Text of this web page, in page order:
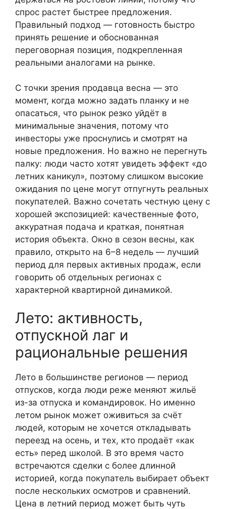
спрос растет быстрее предложения.
Правильный подход — готовность быстро
принять решение и обоснованная
переговорная позиция, подкрепленная
реальными аналогами на рынке.
С точки зрения продавца весна — это
момент, когда можно задать планку и не
опасаться, что рынок резко уйдёт в
минимальные значения, потому что
инвесторы уже проснулись и смотрят на
новые предложения. Но важно не перегнуть
палку: люди часто хотят увидеть эффект «до
летних каникул», поэтому слишком высокие
ожидания по цене могут отпугнуть реальных
покупателей. Важно сочетать честную цену с
хорошей экспозицией: качественные фото,
аккуратная подача и краткая, понятная
история объекта. Окно в сезон весны, как
правило, открыто на 6–8 недель — лучший
период для первых активных продаж, если
говорить об отдельных регионах с
характерной квартирной динамикой.
Лето: активность,
отпускной лаг и
рациональные решения
Лето в большинстве регионов — период
отпусков, когда люди реже меняют жильё
из-за отпуска и командировок. Но именно
летом рынок может оживиться за счёт
людей, которым не хочется откладывать
переезд на осень, и тех, кто продаёт «как
есть» перед школой. В это время часто
встречаются сделки с более длинной
историей, когда покупатель выбирает объект
после нескольких осмотров и сравнений.
Цена в летний период может быть чуть